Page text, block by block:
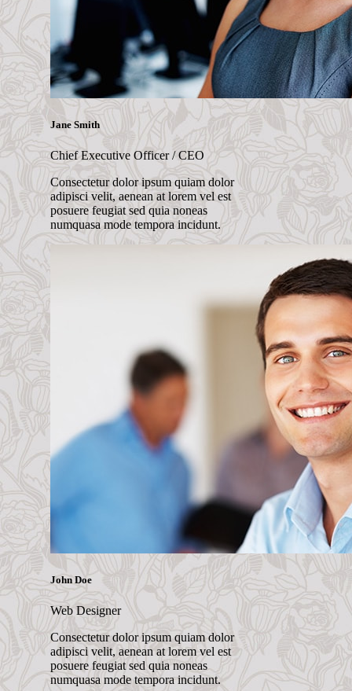
Jane Smith
Chief Executive Officer / CEO
Consectetur dolor ipsum quiam dolor
adipisci velit, aenean at lorem vel est
posuere feugiat sed quia noneas
numquasa mode tempora incidunt.
John Doe
Web Designer
Consectetur dolor ipsum quiam dolor
adipisci velit, aenean at lorem vel est
posuere feugiat sed quia noneas
numquasa mode tempora incidunt.